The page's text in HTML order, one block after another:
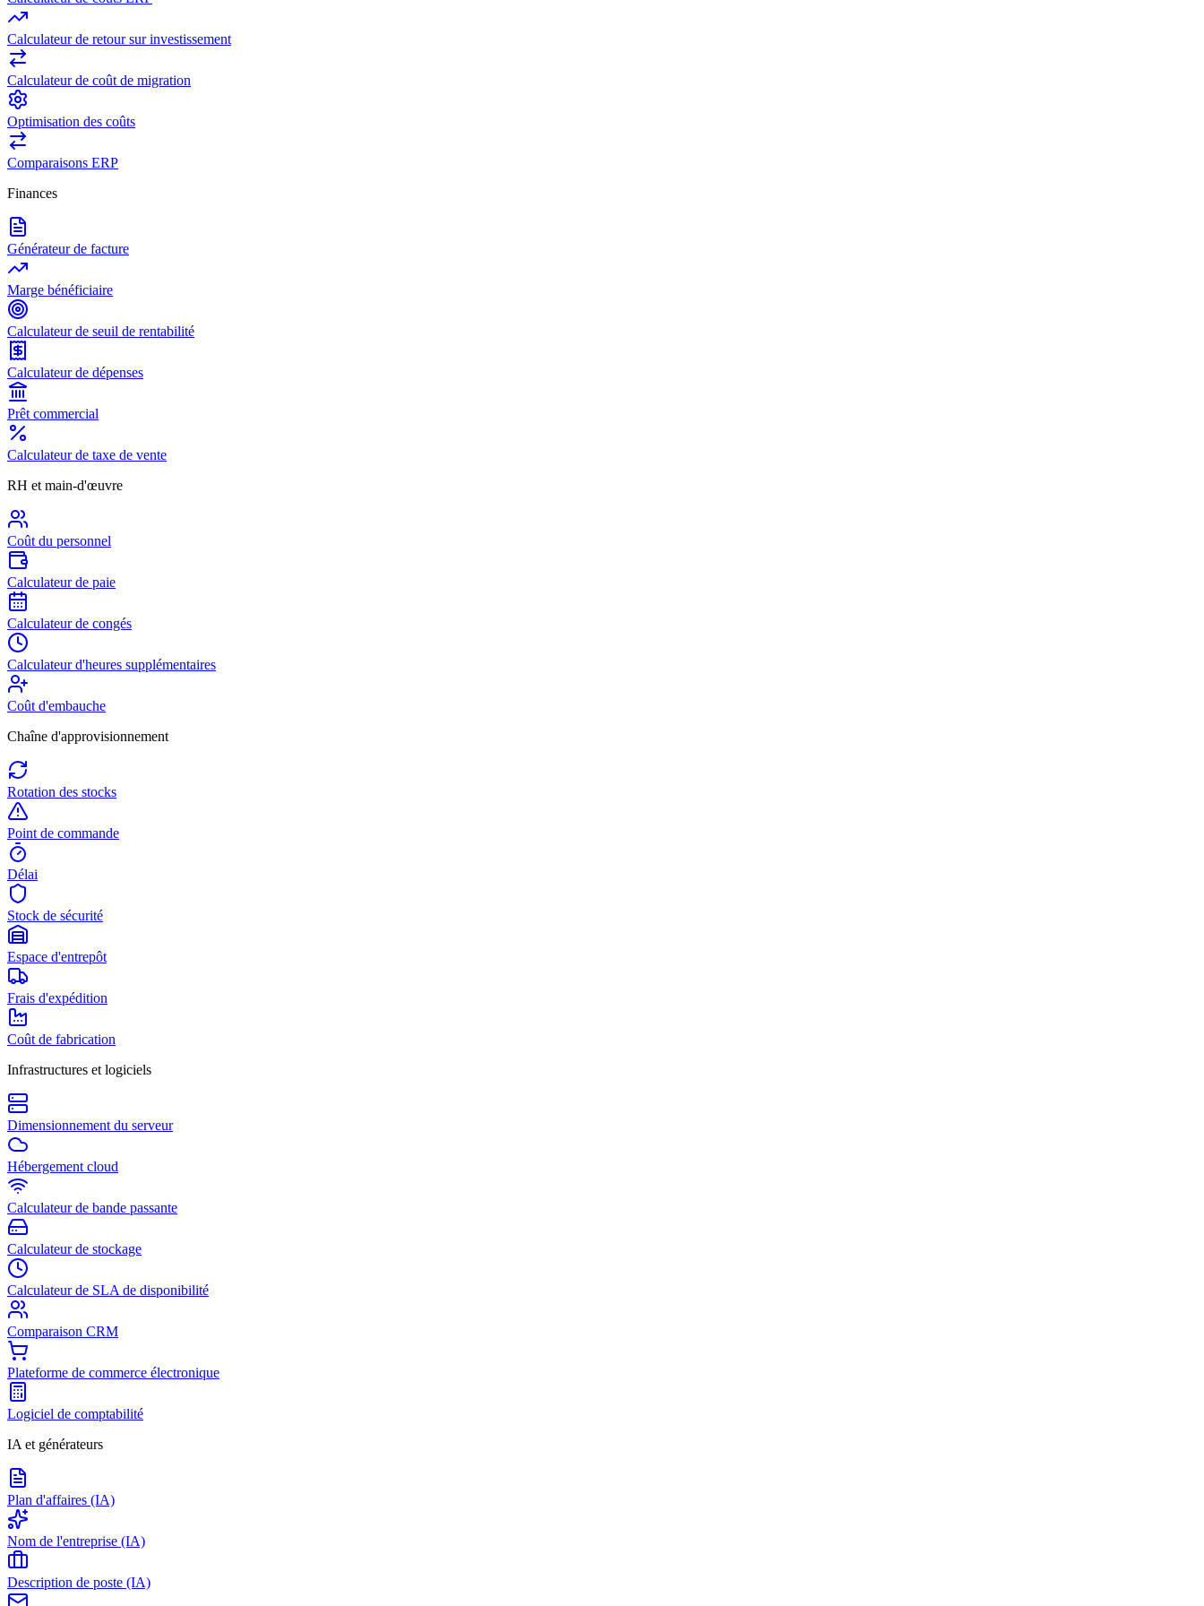
Calculateur de retour sur investissement
Calculateur de coût de migration
Optimisation des coûts
Comparaisons ERP
Finances
Générateur de facture
Marge bénéficiaire
Calculateur de seuil de rentabilité
Calculateur de dépenses
Prêt commercial
Calculateur de taxe de vente
RH et main-d'œuvre
Coût du personnel
Calculateur de paie
Calculateur de congés
Calculateur d'heures supplémentaires
Coût d'embauche
Chaîne d'approvisionnement
Rotation des stocks
Point de commande
Délai
Stock de sécurité
Espace d'entrepôt
Frais d'expédition
Coût de fabrication
Infrastructures et logiciels
Dimensionnement du serveur
Hébergement cloud
Calculateur de bande passante
Calculateur de stockage
Calculateur de SLA de disponibilité
Comparaison CRM
Plateforme de commerce électronique
Logiciel de comptabilité
IA et générateurs
Plan d'affaires (IA)
Nom de l'entreprise (IA)
Description de poste (IA)